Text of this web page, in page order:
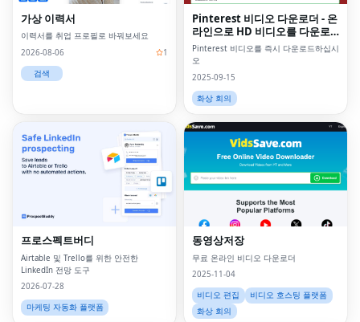
가상 이력서
이력서를 취업 프로필로 바꿔보세요
2026-08-06
1
검색
Pinterest 비디오 다운로더 - 온
라인으로 HD 비디오를 다운로
드하십시오
Pinterest 비디오를 즉시 다운로드하십시
오
2025-09-15
화상 회의
프로스펙트버디
Airtable 및 Trello를 위한 안전한
LinkedIn 전망 도구
2026-07-28
마케팅 자동화 플랫폼
동영상저장
무료 온라인 비디오 다운로더
2025-11-04
비디오 편집
비디오 호스팅 플랫폼
화상 회의